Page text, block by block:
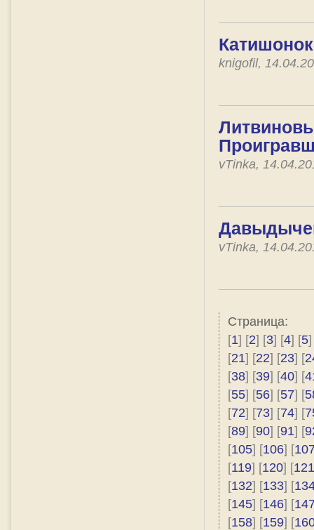
knigofil,
vTinka,
vTinka,
Страница:
[1] [2] [3] [4] [5]
[21] [22] [23] [
[38] [39] [40] [
[55] [56] [57] [
[72] [73] [74] [
[89] [90] [91] [
[105] [106] [
[119] [120] [121
[132] [133] [
[145] [146] [
[158] [159] [